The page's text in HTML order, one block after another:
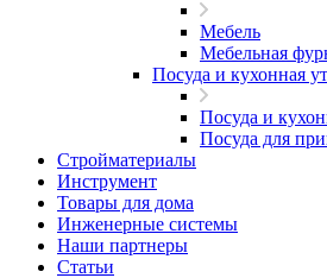
Мебель
Мебельная
Посуда и кухонная
Посуда и
Посуда для
Стройматериалы
Инструмент
Товары для дома
Инженерные системы
Наши партнеры
Статьи